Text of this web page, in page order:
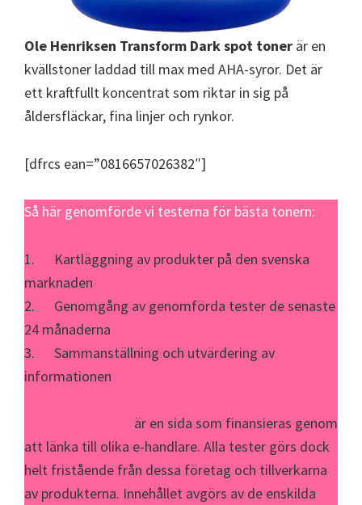
Ole Henriksen Transform Dark spot toner är en
kvällstoner laddad till max med AHA-syror. Det är
ett kraftfullt koncentrat som riktar in sig på
åldersfläckar, fina linjer och rynkor.
[dfrcs ean=”0816657026382″]
Så här genomförde vi testerna för bästa tonern:
1. Kartläggning av produkter på den svenska
marknaden
2. Genomgång av genomförda tester de senaste
24 månaderna
3. Sammanställning och utvärdering av
informationen
är en sida som finansieras genom
att länka till olika e-handlare. Alla tester görs dock
helt fristående från dessa företag och tillverkarna
av produkterna. Innehållet avgörs av de enskilda